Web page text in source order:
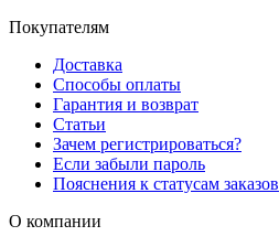
Покупателям
Доставка
Способы оплаты
Гарантия и возврат
Статьи
Зачем регистрироваться?
Если забыли пароль
Пояснения к статусам заказов
О компании